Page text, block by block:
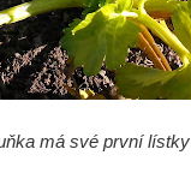
má své první lístky